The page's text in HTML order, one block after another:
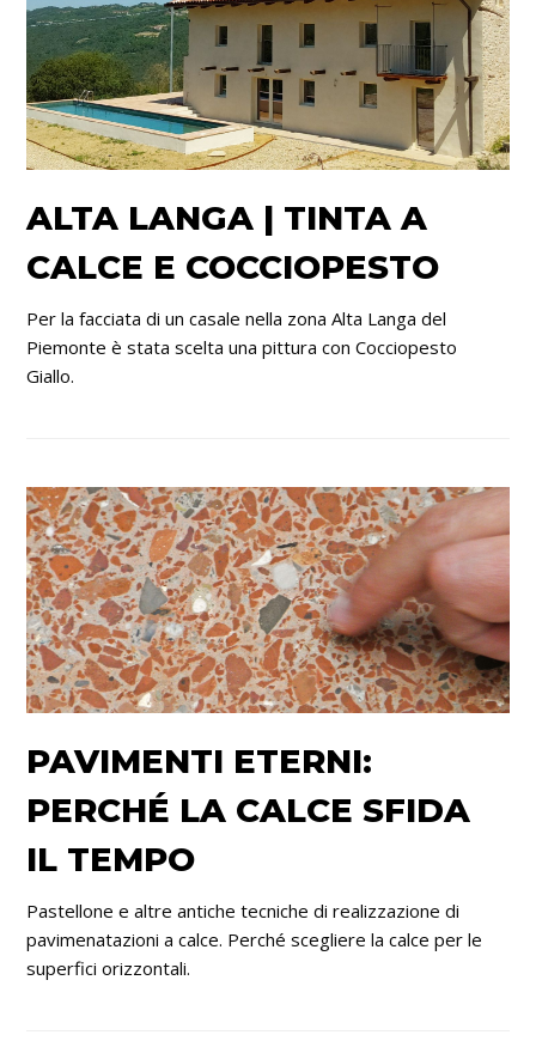
ALTA LANGA | TINTA A
CALCE E COCCIOPESTO
Per la facciata di un casale nella zona Alta Langa del
Piemonte è stata scelta una pittura con Cocciopesto
Giallo.
PAVIMENTI ETERNI:
PERCHÉ LA CALCE SFIDA
IL TEMPO
Pastellone e altre antiche tecniche di realizzazione di
pavimenatazioni a calce. Perché scegliere la calce per le
superfici orizzontali.